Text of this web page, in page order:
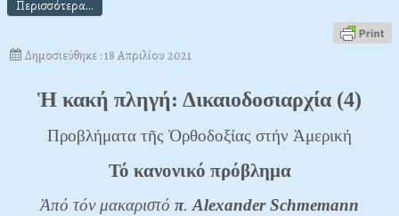
Περισσότερα...
Δημοσιεύθηκε : 18 Απριλίου 2021
Ἡ κακή πληγή: Δικαιοδοσιαρχία (4)
Προβλήματα τῆς Ὀρθοδοξίας στήν Ἀμερική
Τό κανονικό πρόβλημα
Ἀπό τόν μακαριστό π.Alexander Schmemann